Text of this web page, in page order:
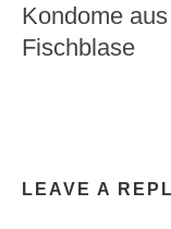
Kondome aus
Fischblase
LEAVE A